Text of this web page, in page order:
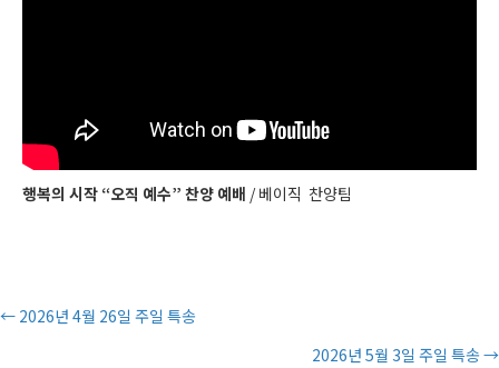
행복의 시작 “오직 예수” 찬양 예배 / 베이직 찬양팀
Posts
← 2026년 4월 26일 주일 특송
2026년 5월 3일 주일 특송 →